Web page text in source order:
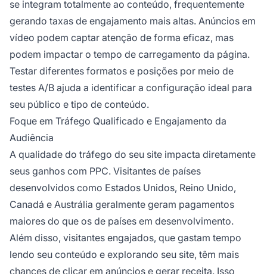
se integram totalmente ao conteúdo, frequentemente
gerando taxas de engajamento mais altas. Anúncios em
vídeo podem captar atenção de forma eficaz, mas
podem impactar o tempo de carregamento da página.
Testar diferentes formatos e posições por meio de
testes A/B ajuda a identificar a configuração ideal para
seu público e tipo de conteúdo.
Foque em Tráfego Qualificado e Engajamento da
Audiência
A qualidade do tráfego do seu site impacta diretamente
seus ganhos com PPC. Visitantes de países
desenvolvidos como Estados Unidos, Reino Unido,
Canadá e Austrália geralmente geram pagamentos
maiores do que os de países em desenvolvimento.
Além disso, visitantes engajados, que gastam tempo
lendo seu conteúdo e explorando seu site, têm mais
chances de clicar em anúncios e gerar receita. Isso